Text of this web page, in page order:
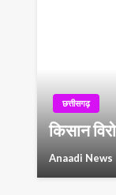
छत्तीसगढ़
किसान
Anaadi News